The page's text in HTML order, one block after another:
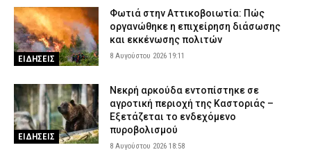
ΕΙΔΗΣΕΙΣ
Φωτιά στην Αττικοβοιωτία: Πώς
οργανώθηκε η επιχείρηση διάσωσης
και εκκένωσης πολιτών
8 Αυγούστου 2026 19:11
ΕΙΔΗΣΕΙΣ
Νεκρή αρκούδα εντοπίστηκε σε
αγροτική περιοχή της Καστοριάς –
Εξετάζεται το ενδεχόμενο
πυροβολισμού
8 Αυγούστου 2026 18:58